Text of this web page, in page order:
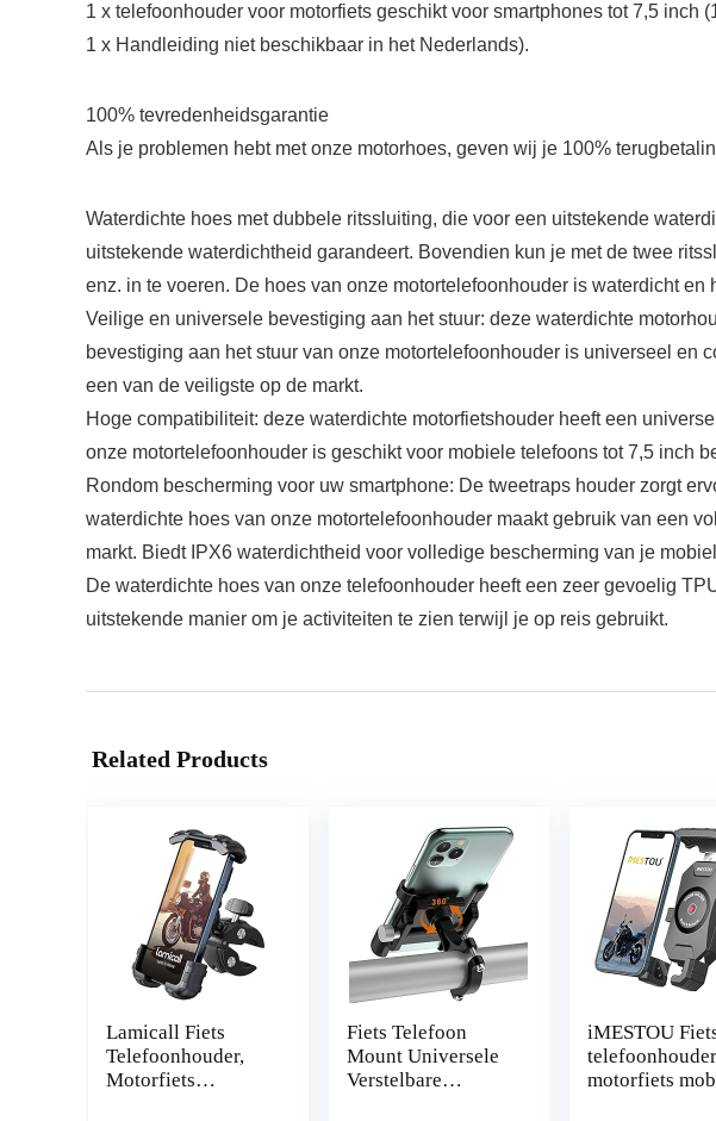
1 x telefoonhouder voor motorfiets geschikt voor smartphones tot 7,5 inch
1 x Handleiding niet beschikbaar in het Nederlands).
100% tevredenheidsgarantie
Als je problemen hebt met onze motorhoes, geven wij je 100%
Waterdichte hoes met dubbele ritssluiting, die voor een uitstekende
uitstekende waterdichtheid garandeert. Bovendien kun je met de twee
enz. in te voeren. De hoes van onze motortelefoonhouder is waterdicht
Veilige en universele bevestiging aan het stuur: deze waterdichte
bevestiging aan het stuur van onze motortelefoonhouder is universeel
een van de veiligste op de markt.
Hoge compatibiliteit: deze waterdichte motorfietshouder heeft een
onze motortelefoonhouder is geschikt voor mobiele telefoons tot 7,5 inch
Rondom bescherming voor uw smartphone: De tweetraps houder zorgt
waterdichte hoes van onze motortelefoonhouder maakt gebruik van een
markt. Biedt IPX6 waterdichtheid voor volledige bescherming van je
De waterdichte hoes van onze telefoonhouder heeft een zeer gevoelig
uitstekende manier om je activiteiten te zien terwijl je op reis gebruikt.
Related Products
Lamicall Fiets
Telefoonhouder,
Motorfiets
Fiets Telefoon
Mount Universele
Verstelbare
iMESTOU
telefoonhouder
motorfiets